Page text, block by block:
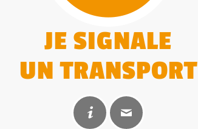
JE SIGNALE
UN TRANSPORT